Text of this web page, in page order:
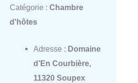
Catégorie : Chambre
d'hôtes
Adresse : Domaine
d’En Courbière,
11320 Soupex